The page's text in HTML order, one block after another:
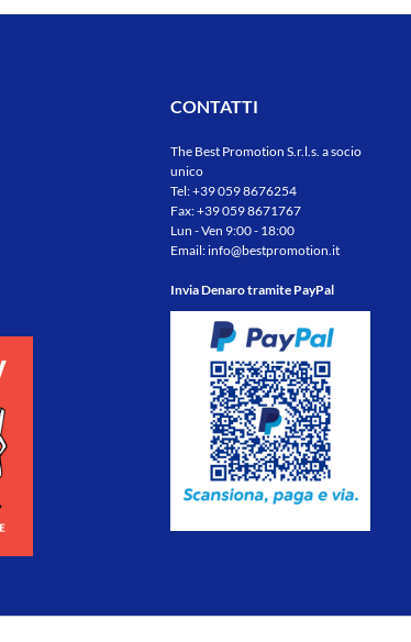
CONTATTI
The Best Promotion S.r.l.s. a socio
unico
Tel:+39 059 8676254
Fax: +39 059 8671767
Lun - Ven 9:00 - 18:00
Email:info@bestpromotion.it
Invia Denaro tramite PayPal